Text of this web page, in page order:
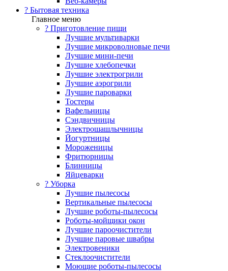
? Бытовая техника
Главное меню
? Приготовление пищи
Лучшие мультиварки
Лучшие микроволновые печи
Лучшие мини-печи
Лучшие хлебопечки
Лучшие электрогрили
Лучшие аэрогрили
Лучшие пароварки
Тостеры
Вафельницы
Сэндвичницы
Электрошашлычницы
Йогуртницы
Мороженицы
Фритюрницы
Блинницы
Яйцеварки
? Уборка
Лучшие пылесосы
Вертикальные пылесосы
Лучшие роботы-пылесосы
Роботы-мойщики окон
Лучшие пароочистители
Лучшие паровые швабры
Электровеники
Стеклоочистители
Моющие роботы-пылесосы